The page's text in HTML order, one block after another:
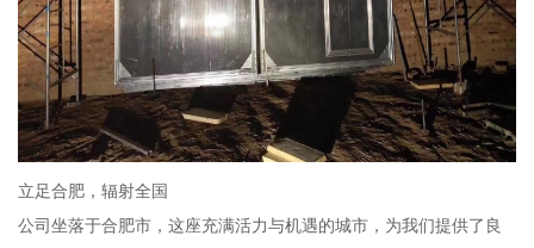
立足合肥，辐射全国
公司坐落于合肥市，这座充满活力与机遇的城市，为我们提供了良